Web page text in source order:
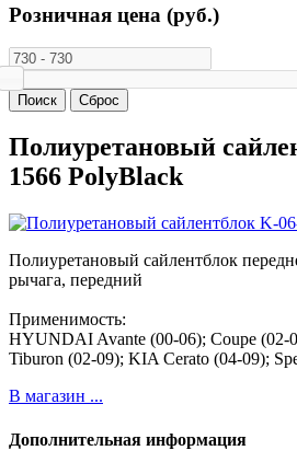
Розничная цена (руб.)
Полиуретановый
1566 PolyBlack
Полиуретановый сайлентблок
рычага, передний
Применимость:
HYUNDAI Avante (00-06); Coupe (02-
Tiburon (02-09); KIA Cerato (04-09);
В магазин ...
Дополнительная информация